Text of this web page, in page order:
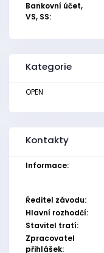
Bankovní účet,
VS, SS:
Kategorie
OPEN
Kontakty
Informace:
Ředitel závodu:
Hlavní rozhodčí:
Stavitel tratí:
Zpracovatel
přihlášek: